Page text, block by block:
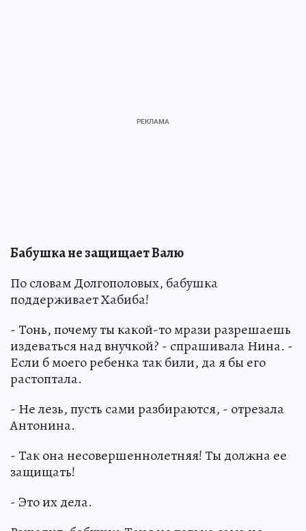
Бабушка не защищает Валю
По словам Долгополовых, бабушка
поддерживает Хабиба!
- Тонь, почему ты какой-то мрази разрешаешь
издеваться над внучкой? - спрашивала Нина. -
Если б моего ребенка так били, да я бы его
растоптала.
- Не лезь, пусть сами разбираются, - отрезала
Антонина.
- Так она несовершеннолетняя! Ты должна ее
защищать!
- Это их дела.